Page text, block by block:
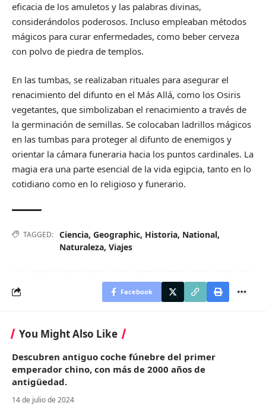
eficacia de los amuletos y las palabras divinas,
considerándolos poderosos. Incluso empleaban métodos
mágicos para curar enfermedades, como beber cerveza
con polvo de piedra de templos.
En las tumbas, se realizaban rituales para asegurar el
renacimiento del difunto en el Más Allá, como los Osiris
vegetantes, que simbolizaban el renacimiento a través de
la germinación de semillas. Se colocaban ladrillos mágicos
en las tumbas para proteger al difunto de enemigos y
orientar la cámara funeraria hacia los puntos cardinales. La
magia era una parte esencial de la vida egipcia, tanto en lo
cotidiano como en lo religioso y funerario.
TAGGED: Ciencia, Geographic, Historia, National,
Naturaleza, Viajes
Facebook
You Might Also Like
Descubren antiguo coche fúnebre del primer
emperador chino, con más de 2000 años de
antigüedad.
14 de julio de 2024